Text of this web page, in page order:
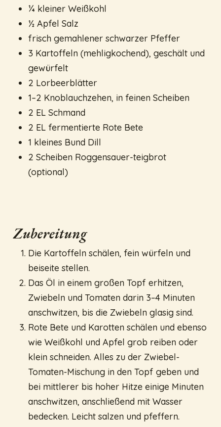
¼ kleiner Weißkohl
½ Apfel Salz
frisch gemahlener schwarzer Pfeffer
3 Kartoffeln (mehligkochend), geschält und
gewürfelt
2 Lorbeerblätter
1–2 Knoblauchzehen, in feinen Scheiben
2 EL Schmand
2 EL fermentierte Rote Bete
1 kleines Bund Dill
2 Scheiben Roggensauer-teigbrot
(optional)
Zubereitung
Die Kartoffeln schälen, fein würfeln und
beiseite stellen.
Das Öl in einem großen Topf erhitzen,
Zwiebeln und Tomaten darin 3–4 Minuten
anschwitzen, bis die Zwiebeln glasig sind.
Rote Bete und Karotten schälen und ebenso
wie Weißkohl und Apfel grob reiben oder
klein schneiden. Alles zu der Zwiebel-
Tomaten-Mischung in den Topf geben und
bei mittlerer bis hoher Hitze einige Minuten
anschwitzen, anschließend mit Wasser
bedecken. Leicht salzen und pfeffern.